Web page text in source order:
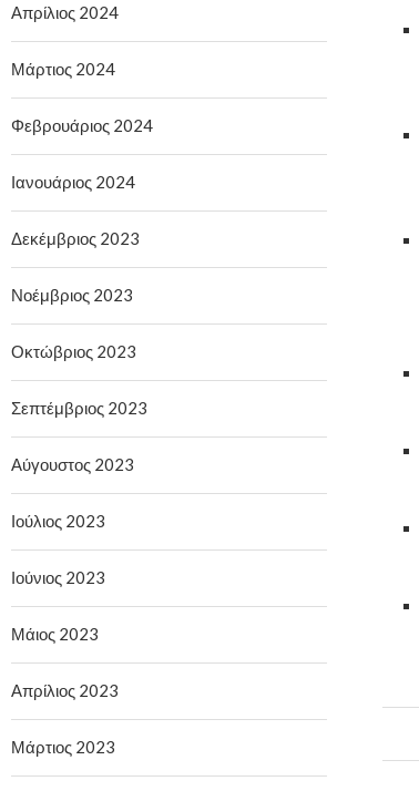
Απρίλιος 2024
Μάρτιος 2024
Φεβρουάριος 2024
Ιανουάριος 2024
Δεκέμβριος 2023
Νοέμβριος 2023
Οκτώβριος 2023
Σεπτέμβριος 2023
Αύγουστος 2023
Ιούλιος 2023
Ιούνιος 2023
Μάιος 2023
Απρίλιος 2023
Μάρτιος 2023